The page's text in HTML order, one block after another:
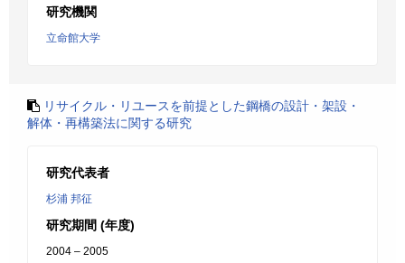
研究機関
立命館大学
リサイクル・リユースを前提とした鋼橋の設計・架設・
解体・再構築法に関する研究
研究代表者
杉浦 邦征
研究期間 (年度)
2004 – 2005